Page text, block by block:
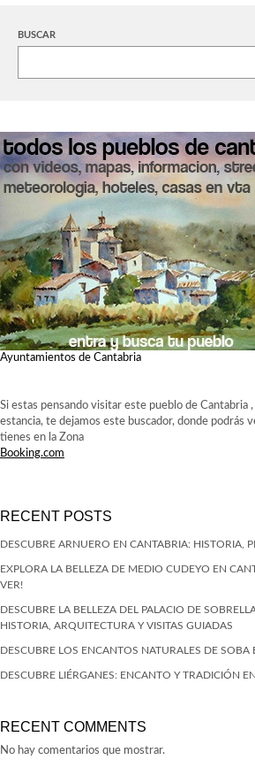
BUSCAR
Ayuntamientos de Cantabria
Si estas pensando visitar este pueblo de Cantabria
estancia, te dejamos este buscador, donde podrás
tienes en la Zona
Booking.com
RECENT POSTS
DESCUBRE ARNUERO EN CANTABRIA: HISTORIA,
EXPLORA LA BELLEZA DE MEDIO CUDEYO EN
VER!
DESCUBRE LA BELLEZA DEL PALACIO DE
HISTORIA, ARQUITECTURA Y VISITAS GUIADAS
DESCUBRE LOS ENCANTOS NATURALES DE SOBA
DESCUBRE LIÉRGANES: ENCANTO Y TRADICIÓN
RECENT COMMENTS
No hay comentarios que mostrar.